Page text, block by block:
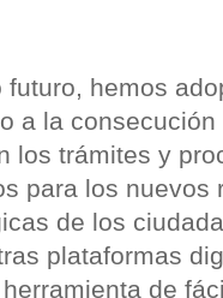
futuro, hemos
a la
los trámites y
para los nuevos
de los
plataformas
de